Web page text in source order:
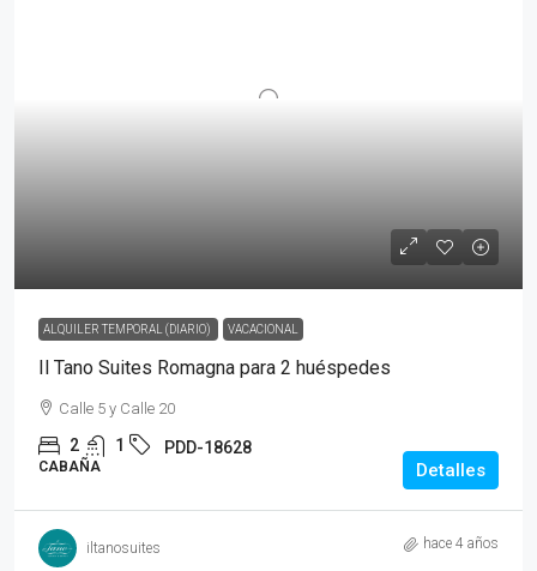
ALQUILER TEMPORAL (DIARIO) VACACIONAL
Il Tano Suites Romagna para 2 huéspedes
Calle 5 y Calle 20
2 1 PDD-18628
CABAÑA Detalles
iltanosuites hace 4 años